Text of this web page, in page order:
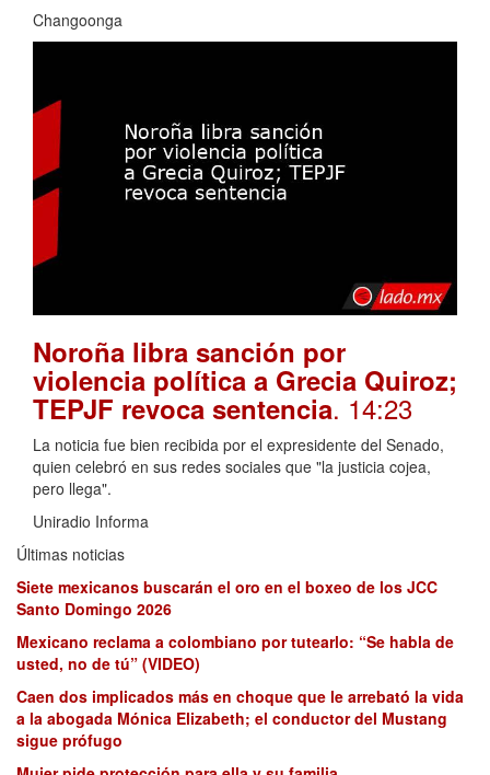
Changoonga
Noroña libra sanción por
violencia política a Grecia Quiroz;
TEPJF revoca sentencia. 14:23
La noticia fue bien recibida por el expresidente del Senado,
quien celebró en sus redes sociales que "la justicia cojea,
pero llega".
Uniradio Informa
Últimas noticias
Siete mexicanos buscarán el oro en el boxeo de los JCC
Santo Domingo 2026
Mexicano reclama a colombiano por tutearlo: “Se habla de
usted, no de tú” (VIDEO)
Caen dos implicados más en choque que le arrebató la vida
a la abogada Mónica Elizabeth; el conductor del Mustang
sigue prófugo